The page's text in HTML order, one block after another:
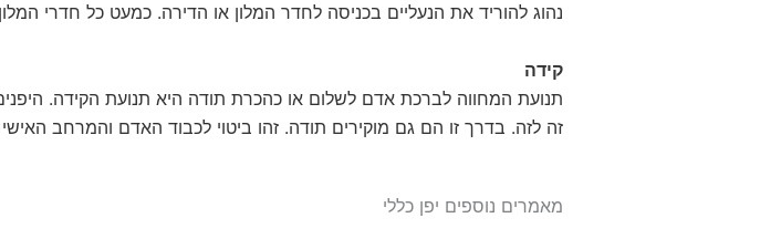
נהוג להוריד את הנעליים בכניסה לחדר המלון או הדירה. כמעט כל חדרי
קידה
תנועת המחווה לברכת אדם לשלום או כהכרת תודה היא תנועת הקידה.
זה לזה. בדרך זו הם גם מוקירים תודה. זהו ביטוי לכבוד האדם והמרחב
מאמרים נוספים יפן כללי